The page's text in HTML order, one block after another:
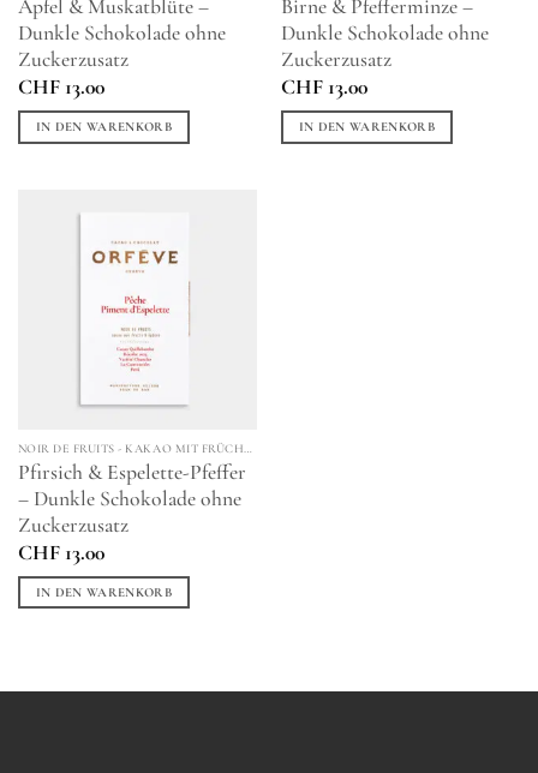
Apfel & Muskatblüte –
Dunkle Schokolade ohne
Zuckerzusatz
CHF13.00
IN DEN WARENKORB
Birne & Pfefferminze –
Dunkle Schokolade ohne
Zuckerzusatz
CHF13.00
IN DEN WARENKORB
NOIR DE FRUITS - KAKAO MIT FRÜCHTEN & GEWÜRZEN
Pfirsich & Espelette-Pfeffer
– Dunkle Schokolade ohne
Zuckerzusatz
CHF13.00
IN DEN WARENKORB